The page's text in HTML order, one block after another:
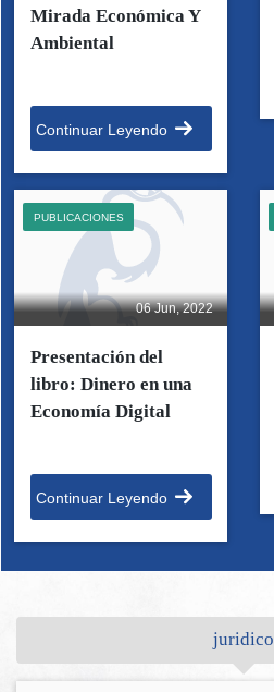
Mirada Económica Y
Ambiental
Continuar Leyendo
06 Jun, 2022
PUBLICACIONES
Presentación del
libro: Dinero en una
Economía Digital
Continuar Leyendo
juridico